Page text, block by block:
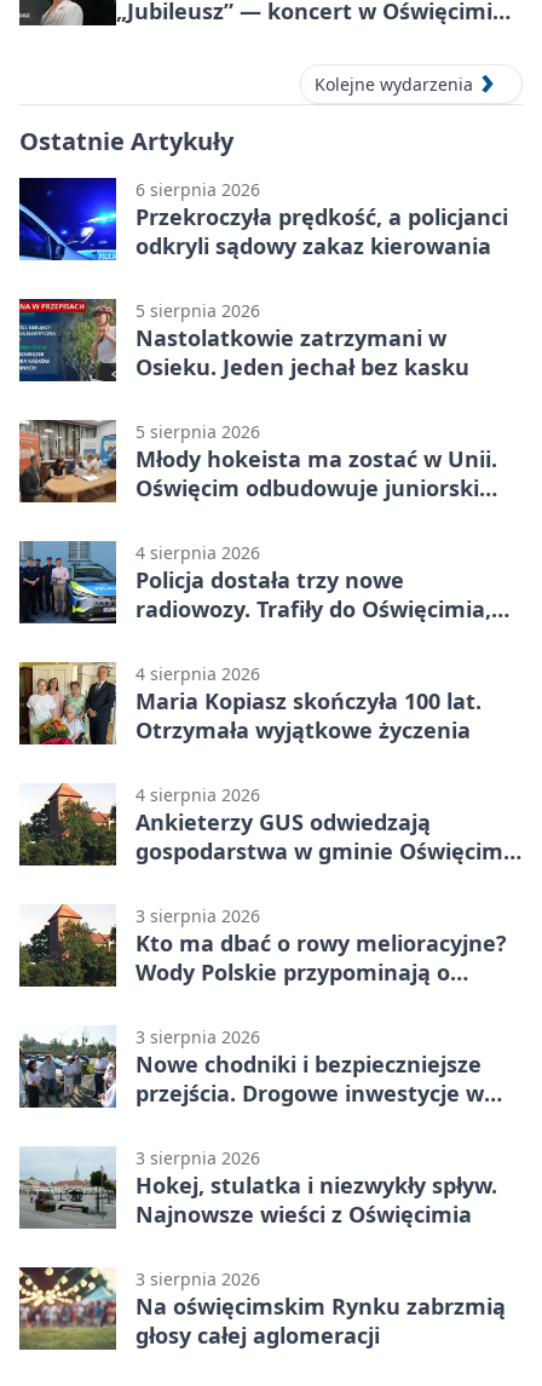
„Jubileusz” — koncert w Oświęcimiu,
Kolejne wydarzenia
Ostatnie Artykuły
6 sierpnia 2026
Przekroczyła prędkość, a policjanci
odkryli sądowy zakaz kierowania
5 sierpnia 2026
Nastolatkowie zatrzymani w
Osieku. Jeden jechał bez kasku
5 sierpnia 2026
Młody hokeista ma zostać w Unii.
Oświęcim odbudowuje juniorski
4 sierpnia 2026
Policja dostała trzy nowe
radiowozy. Trafiły do Oświęcimia,
4 sierpnia 2026
Maria Kopiasz skończyła 100 lat.
Otrzymała wyjątkowe życzenia
4 sierpnia 2026
Ankieterzy GUS odwiedzają
gospodarstwa w gminie Oświęcim.
3 sierpnia 2026
Kto ma dbać o rowy melioracyjne?
Wody Polskie przypominają o
3 sierpnia 2026
Nowe chodniki i bezpieczniejsze
przejścia. Drogowe inwestycje w
3 sierpnia 2026
Hokej, stulatka i niezwykły spływ.
Najnowsze wieści z Oświęcimia
3 sierpnia 2026
Na oświęcimskim Rynku zabrzmią
głosy całej aglomeracji